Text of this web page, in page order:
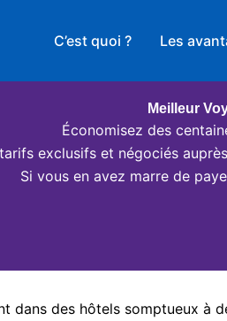
C’est quoi ? Les
Meilleur
Économisez des
exclusifs et négociés
Si vous en avez marre de
dans des hôtels somptueux